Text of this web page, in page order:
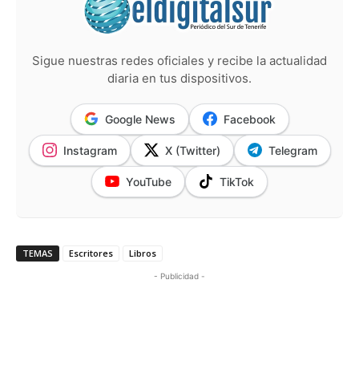
Sigue nuestras redes oficiales y recibe la actualidad
diaria en tus dispositivos.
Google News Facebook
Instagram X (Twitter) Telegram
YouTube TikTok
TEMAS Escritores Libros
- Publicidad -